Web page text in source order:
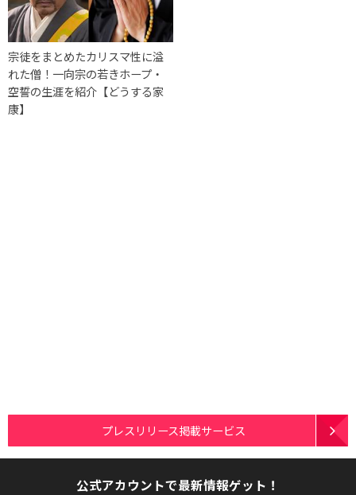
宗徒をまとめたカリスマ性に溢
れた僧！一向宗の若きホープ・
空誓の生涯を紹介【どうする家
康】
プレスリリース掲載サービス
公式アカウントで最新情報ゲット！